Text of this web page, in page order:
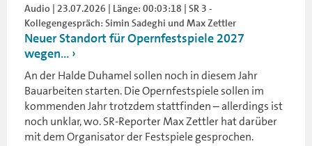
Audio | 23.07.2026 | Länge: 00:03:18 | SR 3 -
Kollegengespräch: Simin Sadeghi und Max Zettler
Neuer Standort für Opernfestspiele 2027
wegen...
An der Halde Duhamel sollen noch in diesem Jahr
Bauarbeiten starten. Die Opernfestspiele sollen im
kommenden Jahr trotzdem stattfinden – allerdings ist
noch unklar, wo. SR-Reporter Max Zettler hat darüber
mit dem Organisator der Festspiele gesprochen.